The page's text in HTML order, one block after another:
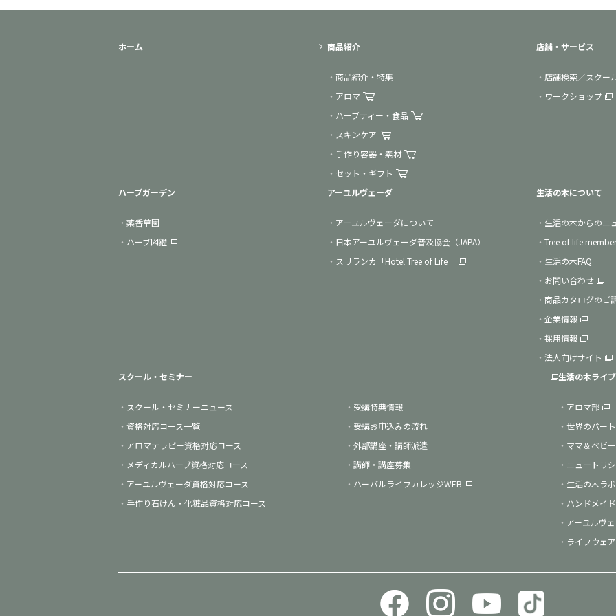
ホーム 商品紹介
商品紹介・特集
アロマ
ハーブティー・食品
スキンケア
手作り容器・素材
セット・ギフト
店舗・サービス
店舗検索／スクー
ワークショップ
ハーブガーデン
薬香草園
ハーブ図鑑
アーユルヴェーダ
アーユルヴェーダについて
日本アーユルヴェーダ普及協会（JAPA）
スリランカ「Hotel Tree of Life」
生活の木について
生活の木からのニ
Tree of life
生活の木FAQ
お問い合わせ
商品カタログのご
企業情報
採用情報
法人向けサイト
スクール・セミナー
スクール・セミナーニュース
資格対応コース一覧
アロマテラピー資格対応コース
メディカルハーブ資格対応コース
アーユルヴェーダ資格対応コース
手作り石けん・化粧品資格対応コース
受講特典情報
受講お申込みの流れ
外部講座・講師派遣
講師・講座募集
ハーバルライフカレッジWEB
生活の木ライ
アロマ部
世界のパー
ママ＆ベビ
ニュートリ
生活の木ラボ
ハンドメイ
アーユルヴ
ライフウェ